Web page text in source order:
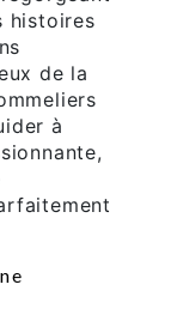
histoires
de la
à